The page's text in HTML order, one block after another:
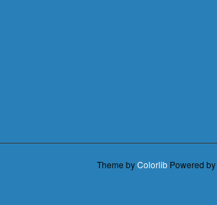
Theme byColorlib Powered by